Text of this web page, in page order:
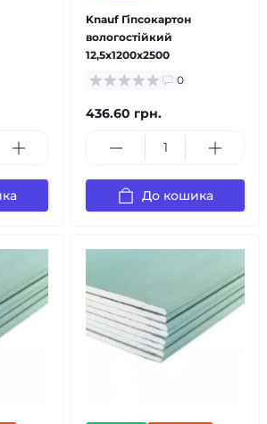
Knauf Гіпсокартон
вологостійкий
12,5х1200х2500
0
436.60 грн.
До кошика